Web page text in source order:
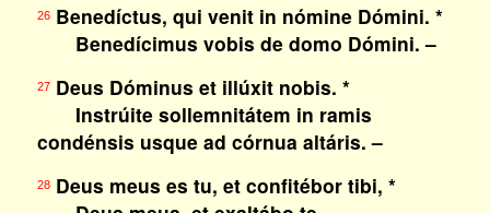
26Benedíctus, qui venit in nómine Dómini. *
Benedícimus vobis de domo Dómini. –
27Deus Dóminus et illúxit nobis. *
Instrúite sollemnitátem in ramis
condénsis usque ad córnua altáris. –
28Deus meus es tu, et confitébor tibi, *